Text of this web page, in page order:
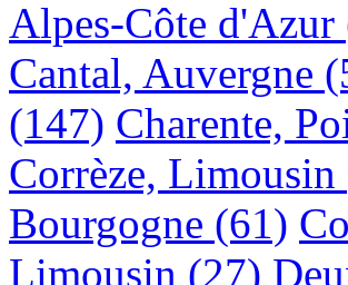
Alpes-Côte d'Azur
Cantal, Auvergne
(147) Charente,
Corrèze, Limousin
Bourgogne (61)
Limousin (27)